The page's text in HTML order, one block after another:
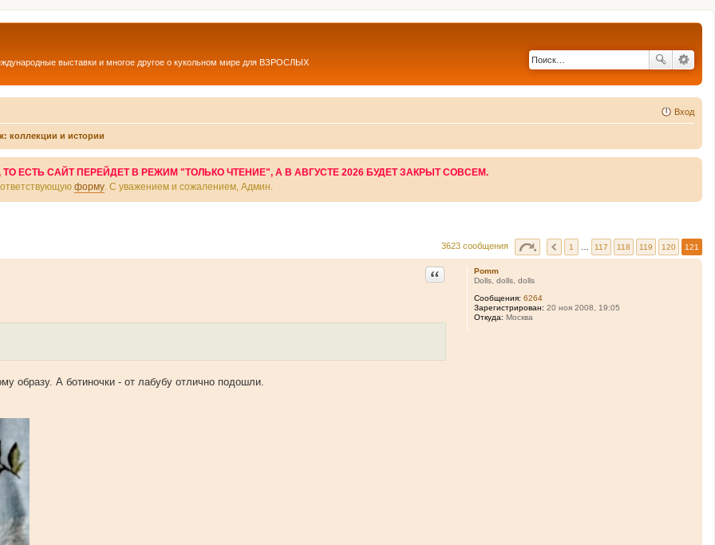
выставки и многое другое о кукольном мире для ВЗРОСЛЫХ
Вход
коллекции и истории
ЕСТЬ САЙТ ПЕРЕЙДЕТ В РЕЖИМ "ТОЛЬКО ЧТЕНИЕ", А В АВГУСТЕ 2026 БУДЕТ ЗАКРЫТ СОВСЕМ.
форму . С уважением и сожалением, Админ.
3623 сообщения 1 117 118 119 120 121
Pomm
Dolls, dolls, dolls
Сообщения: 6264
Зарегистрирован: 20 ноя 2008, 19:05
Откуда: Москва
Цитата
образу. А ботиночки - от лабубу отлично подошли.